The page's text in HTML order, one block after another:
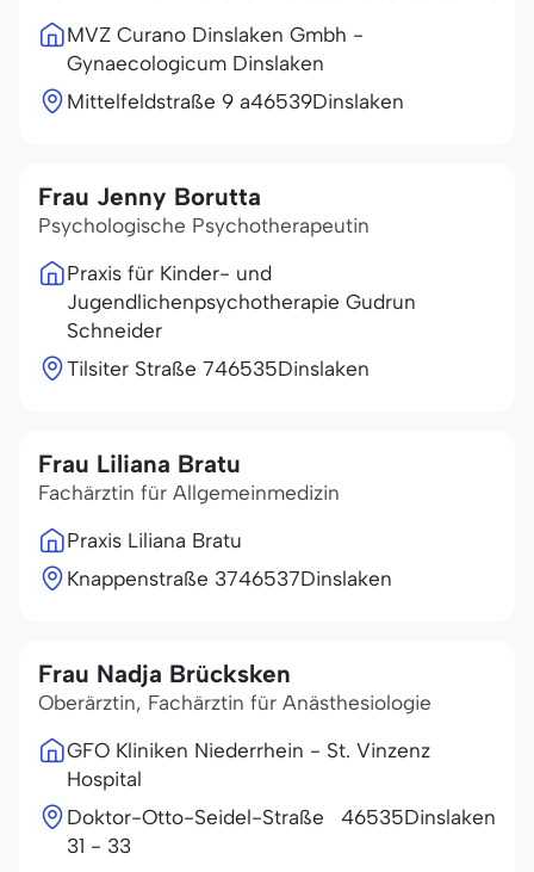
MVZ Curano Dinslaken Gmbh -
Gynaecologicum Dinslaken
Mittelfeldstraße 9 a46539Dinslaken
Frau Jenny Borutta
Psychologische Psychotherapeutin
Praxis für Kinder- und
Jugendlichenpsychotherapie Gudrun
Schneider
Tilsiter Straße 746535Dinslaken
Frau Liliana Bratu
Fachärztin für Allgemeinmedizin
Praxis Liliana Bratu
Knappenstraße 3746537Dinslaken
Frau Nadja Brücksken
Oberärztin, Fachärztin für Anästhesiologie
GFO Kliniken Niederrhein - St. Vinzenz
Hospital
Doktor-Otto-Seidel-Straße
31 - 33
46535Dinslaken